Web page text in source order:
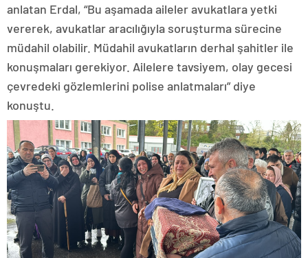
anlatan Erdal, “Bu aşamada aileler avukatlara yetki
vererek, avukatlar aracılığıyla soruşturma sürecine
müdahil olabilir. Müdahil avukatların derhal şahitler ile
konuşmaları gerekiyor. Ailelere tavsiyem, olay gecesi
çevredeki gözlemlerini polise anlatmaları” diye
konuştu.